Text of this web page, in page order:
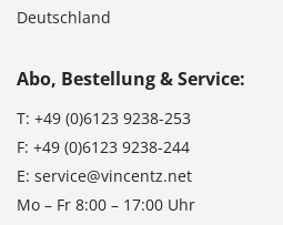
Deutschland
Abo, Bestellung & Service:
T: +49 (0)6123 9238-253
F: +49 (0)6123 9238-244
E: service@vincentz.net
Mo – Fr 8:00 – 17:00 Uhr